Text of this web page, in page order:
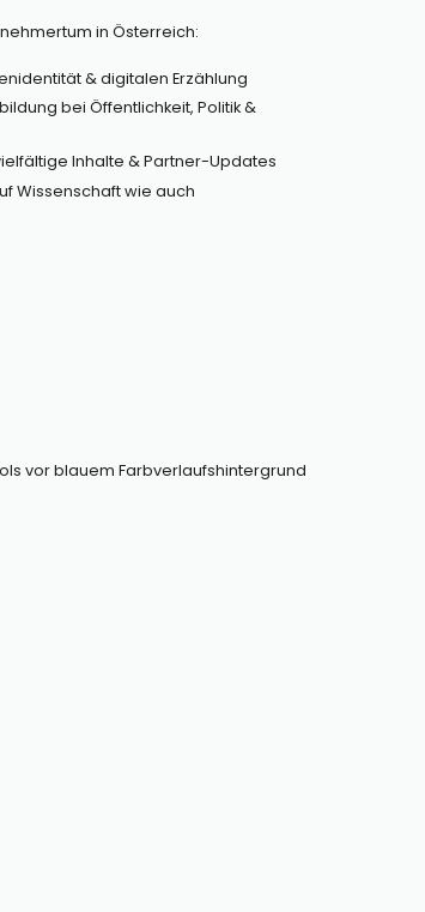
in Österreich:
& digitalen Erzählung
bei Öffentlichkeit, Politik &
Inhalte & Partner-Updates
Wissenschaft wie auch